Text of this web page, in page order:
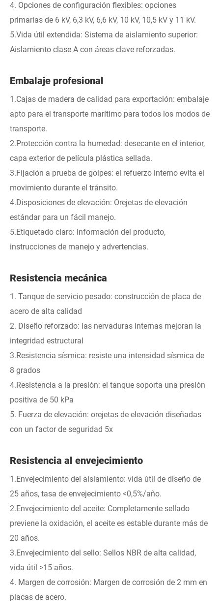
4. Opciones de configuración flexibles: opciones
primarias de 6 kV, 6,3 kV, 6,6 kV, 10 kV, 10,5 kV y 11 kV.
5.Vida útil extendida: Sistema de aislamiento superior:
Aislamiento clase A con áreas clave reforzadas.
Embalaje profesional
1.Cajas de madera de calidad para exportación: embalaje
apto para el transporte marítimo para todos los modos de
transporte.
2.Protección contra la humedad: desecante en el interior,
capa exterior de película plástica sellada.
3.Fijación a prueba de golpes: el refuerzo interno evita el
movimiento durante el tránsito.
4.Disposiciones de elevación: Orejetas de elevación
estándar para un fácil manejo.
5.Etiquetado claro: información del producto,
instrucciones de manejo y advertencias.
Resistencia mecánica
1. Tanque de servicio pesado: construcción de placa de
acero de alta calidad
2. Diseño reforzado: las nervaduras internas mejoran la
integridad estructural
3.Resistencia sísmica: resiste una intensidad sísmica de
8 grados
4.Resistencia a la presión: el tanque soporta una presión
positiva de 50 kPa
5. Fuerza de elevación: orejetas de elevación diseñadas
con un factor de seguridad 5x
Resistencia al envejecimiento
1.Envejecimiento del aislamiento: vida útil de diseño de
25 años, tasa de envejecimiento <0,5%/año.
2.Envejecimiento del aceite: Completamente sellado
previene la oxidación, el aceite es estable durante más de
20 años.
3.Envejecimiento del sello: Sellos NBR de alta calidad,
vida útil >15 años.
4. Margen de corrosión: Margen de corrosión de 2 mm en
placas de acero.